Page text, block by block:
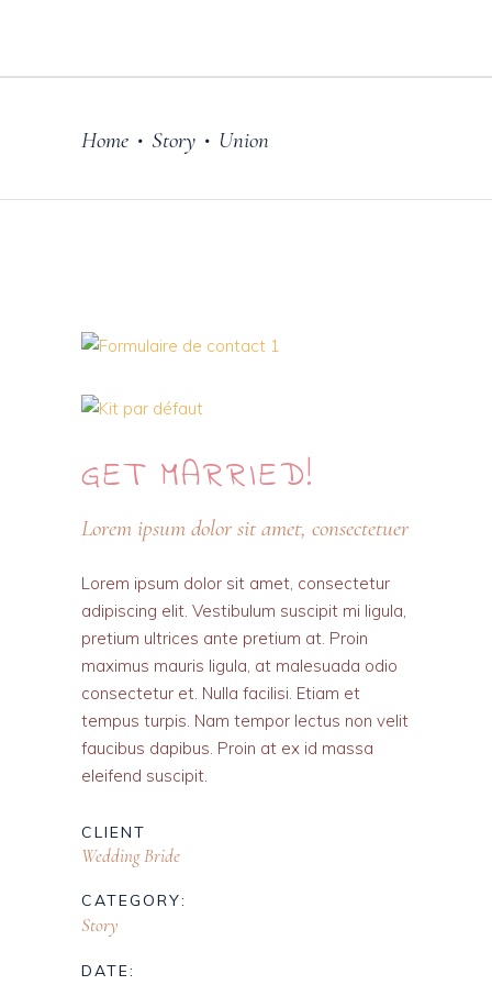
Home • Story • Union
GET MARRIED!
Lorem ipsum dolor sit amet, consectetuer
Lorem ipsum dolor sit amet, consectetur
adipiscing elit. Vestibulum suscipit mi ligula,
pretium ultrices ante pretium at. Proin
maximus mauris ligula, at malesuada odio
consectetur et. Nulla facilisi. Etiam et
tempus turpis. Nam tempor lectus non velit
faucibus dapibus. Proin at ex id massa
eleifend suscipit.
CLIENT
Wedding Bride
CATEGORY:
Story
DATE: